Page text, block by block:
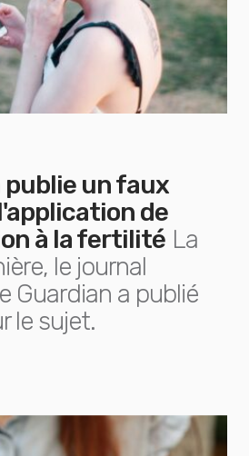
publie un faux
de
à la fertilité La
le journal
Guardian a publié
le sujet.